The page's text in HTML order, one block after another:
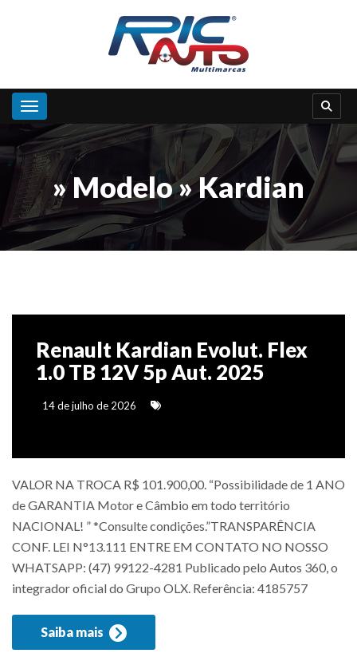
Toggle navigation
» Modelo » Kardian
Renault Kardian Evolut. Flex
1.0 TB 12V 5p Aut. 2025
14 de julho de 2026
VALOR NA TROCA R$ 101.900,00. “Possibilidade de 1 ANO
de GARANTIA Motor e Câmbio em todo território
NACIONAL! ” *Consulte condições.”TRANSPARÊNCIA
CONF. LEI N°13.111 ENTRE EM CONTATO NO NOSSO
WHATSAPP: (47) 99122-4281 Publicado pelo Autos 360, o
integrador oficial do Grupo OLX. Referência: 4185757
Saiba mais